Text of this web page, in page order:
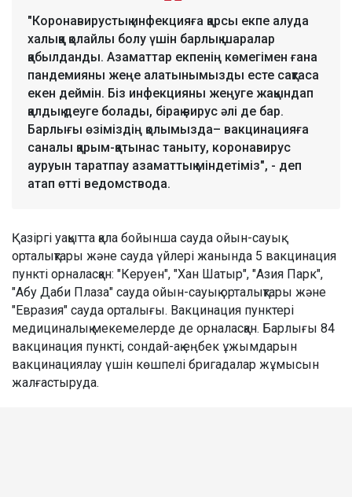
"Коронавирустық инфекцияға қарсы екпе алуда
халыққа қолайлы болу үшін барлық шаралар
қабылданды. Азаматтар екпенің көмегімен ғана
пандемияны жеңе алатынымызды есте сақтаса
екен деймін. Біз инфекцияны жеңуге жақындап
қалдық деуге болады, бірақ вирус әлі де бар.
Барлығы өзіміздің қолымызда– вакцинацияға
саналы қарым-қатынас таныту, коронавирус
ауруын таратпау азаматтық міндетіміз", - деп
атап өтті ведомствода.
Қазіргі уақытта қала бойынша сауда ойын-сауық
орталықтары және сауда үйлері жанында 5 вакцинация
пункті орналасқан: "Керуен", "Хан Шатыр", "Азия Парк",
"Абу Даби Плаза" сауда ойын-сауық орталықтары және
"Евразия" сауда орталығы. Вакцинация пунктері
медициналық мекемелерде де орналасқан. Барлығы 84
вакцинация пункті, сондай-ақ еңбек ұжымдарын
вакцинациялау үшін көшпелі бригадалар жұмысын
жалғастыруда.